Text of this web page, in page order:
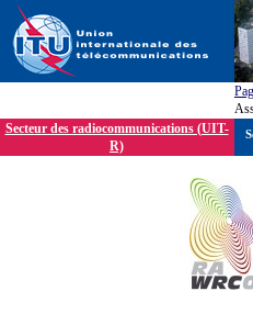
Secteur des radiocommunications (UIT-
R)